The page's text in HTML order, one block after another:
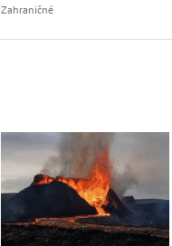
Zahraničné